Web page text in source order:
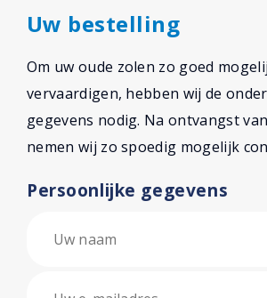
Uw bestelling
Om uw oude zolen zo goed
vervaardigen, hebben wij de
gegevens nodig. Na ontvangst
nemen wij zo spoedig mogelijk
Persoonlijke gegevens